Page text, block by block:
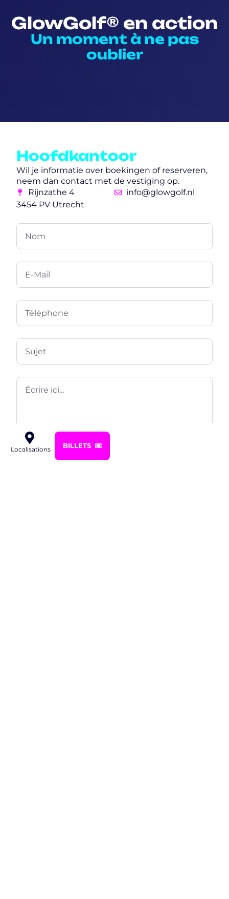
Localisations BILLETS
GlowGolf® en action
Un moment à ne pas
oublier
Hoofdkantoor
Wil je informatie over boekingen of reserveren,
neem dan contact met de vestiging op.
Rijnzathe 4
3454 PV Utrecht
info@glowgolf.nl
Soumettre